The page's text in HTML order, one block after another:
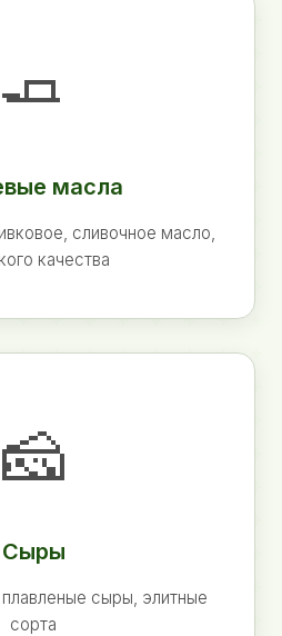
🧈
масла
сливочное масло,
качества
🧀
Сыры
сыры, элитные
сорта